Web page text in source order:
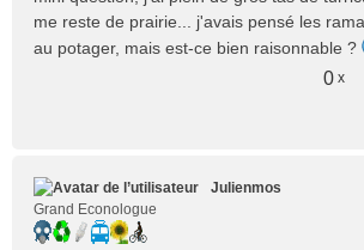
s
s
a
l
u
me reste de prairie... j'avais pensé les
au potager, mais est-ce bien raisonnable ?
0 x
Julienmos
Grand Econologue